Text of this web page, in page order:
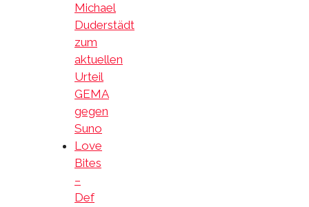
Michael
Duderstädt
zum
aktuellen
Urteil
GEMA
gegen
Suno
Love
Bites
–
Def